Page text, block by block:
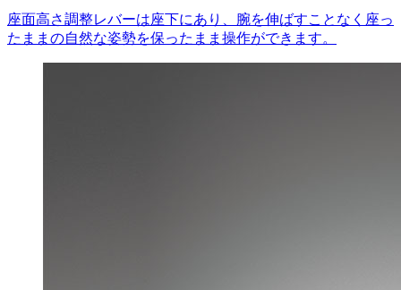
座面高さ調整レバーは座下にあり、腕を伸ばすことなく座っ
たままの自然な姿勢を保ったまま操作ができます。